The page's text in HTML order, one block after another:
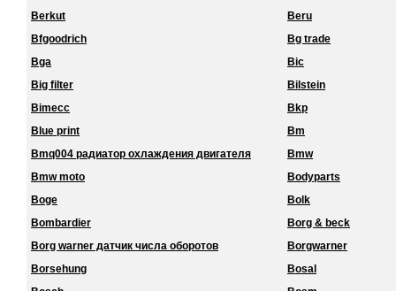
Berkut
Beru
Bfgoodrich
Bg trade
Bga
Bic
Big filter
Bilstein
Bimecc
Bkp
Blue print
Bm
Bmq004 радиатор охлаждения двигателя
Bmw
Bmw moto
Bodyparts
Boge
Bolk
Bombardier
Borg & beck
Borg warner датчик числа оборотов
Borgwarner
Borsehung
Bosal